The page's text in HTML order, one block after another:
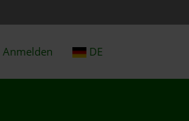
Anmelden DE